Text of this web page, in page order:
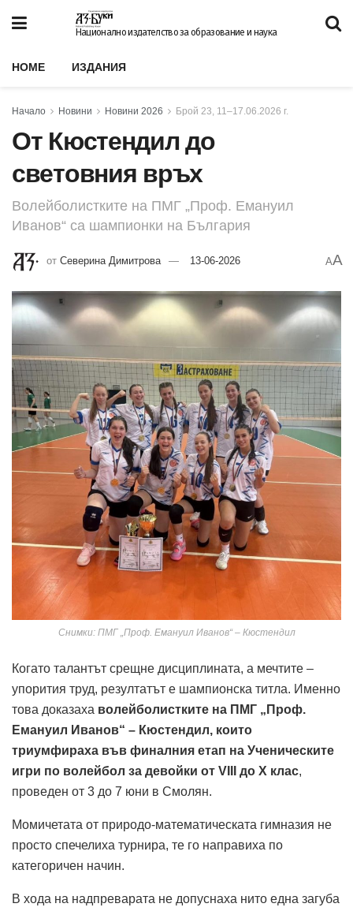
Национално издателство за образование и наука
HOME ИЗДАНИЯ
Начало Новини Новини 2026 Брой 23, 11–17.06.2026 г.
От Кюстендил до
световния връх
Волейболистките на ПМГ „Проф. Емануил
Иванов“ са шампионки на България
от Северина Димитрова 13-06-2026 AA
Снимки: ПМГ „Проф. Емануил Иванов“ – Кюстендил
Когато талантът срещне дисциплината, а мечтите –
упорития труд, резултатът е шампионска титла. Именно
това доказаха волейболистките на ПМГ „Проф.
Емануил Иванов“ – Кюстендил, които
триумфираха във финалния етап на Ученическите
игри по волейбол за девойки от VIII до X клас,
проведен от 3 до 7 юни в Смолян.
Момичетата от природо-математическата гимназия не
просто спечелиха турнира, те го направиха по
категоричен начин.
В хода на надпреварата не допуснаха нито една загуба